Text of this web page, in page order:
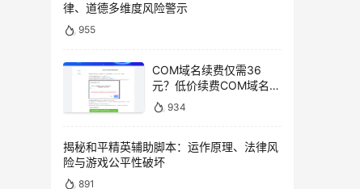
律、道德多维度风险警示
955
COM域名续费仅需36
元？低价续费COM域名教
程 934
揭秘和平精英辅助脚本：运作原理、法律风
险与游戏公平性破坏
891